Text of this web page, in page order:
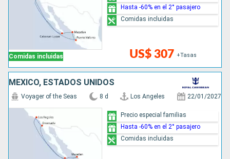
Comidas incluidas US$ 307 +Tasas
Hasta -60% en el 2° pasajero
Comidas incluidas
MÉXICO, ESTADOS UNIDOS
Voyager of the Seas 8 d Los Angeles 22/01/2027
Precio especial familias
Hasta -60% en el 2° pasajero
Comidas incluidas